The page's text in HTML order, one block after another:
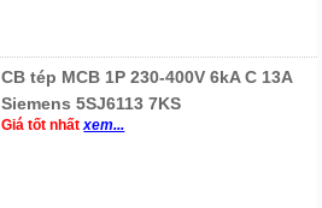
CB tép MCB 1P 230-400V 6kA C 13A
Siemens 5SJ6113 7KS
Giá tốt nhấtxem...